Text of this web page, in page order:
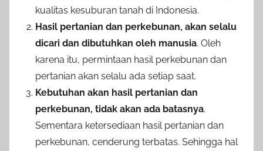
kualitas kesuburan tanah di Indonesia.
Hasil pertanian dan perkebunan, akan selalu
dicari dan dibutuhkan oleh manusia. Oleh
karena itu, permintaan hasil perkebunan dan
pertanian akan selalu ada setiap saat.
Kebutuhan akan hasil pertanian dan
perkebunan, tidak akan ada batasnya.
Sementara ketersediaan hasil pertanian dan
perkebunan, cenderung terbatas. Sehingga hal